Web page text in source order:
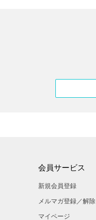
会員サービス
新規会員登録
メルマガ登録／解除
マイページ